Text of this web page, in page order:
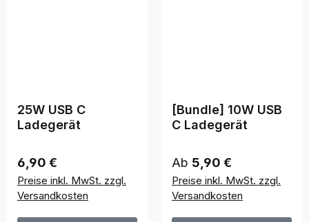
25W USB C
Ladegerät
Regulärer Preis:
6,90 €
Preise inkl. MwSt. zzgl.
Versandkosten
[Bundle] 10W USB
C Ladegerät
Regulärer Preis:
Ab 5,90 €
Preise inkl. MwSt. zzgl.
Versandkosten